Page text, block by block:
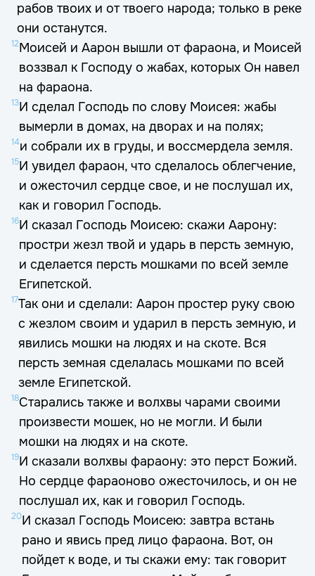
рабов твоих и от твоего народа; только в реке
они останутся.
12Моисей и Аарон вышли от фараона, и Моисей
воззвал к Господу о жабах, которых Он навел
на фараона.
13И сделал Господь по слову Моисея: жабы
вымерли в домах, на дворах и на полях;
14и собрали их в груды, и воссмердела земля.
15И увидел фараон, что сделалось облегчение,
и ожесточил сердце свое, и не послушал их,
как и говорил Господь.
16И сказал Господь Моисею: скажи Аарону:
простри жезл твой и ударь в персть земную,
и сделается персть мошками по всей земле
Египетской.
17Так они и сделали: Аарон простер руку свою
с жезлом своим и ударил в персть земную, и
явились мошки на людях и на скоте. Вся
персть земная сделалась мошками по всей
земле Египетской.
18Старались также и волхвы чарами своими
произвести мошек, но не могли. И были
мошки на людях и на скоте.
19И сказали волхвы фараону: это перст Божий.
Но сердце фараоново ожесточилось, и он не
послушал их, как и говорил Господь.
20И сказал Господь Моисею: завтра встань
рано и явись пред лицо фараона. Вот, он
пойдет к воде, и ты скажи ему: так говорит